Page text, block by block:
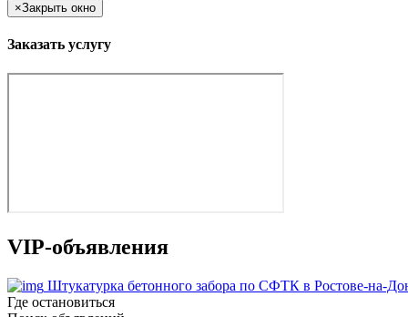
×Закрыть окно
Заказать услугу
VIP-объявления
Штукатурка бетонного забора по СФТК в Ростове-на-
Где остановиться